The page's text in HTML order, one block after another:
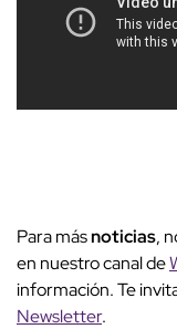
Para másnoticias,
en nuestro canal de
información. Te
Newsletter.